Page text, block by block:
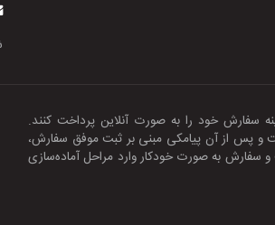
سفارش خود را به صورت آنلاین پرداخت کنند.
و پس از آن پیامکی مبنی بر ثبت موفق سفارش،
سفارش به صورت خودکار وارد مراحل آماده‌سازی